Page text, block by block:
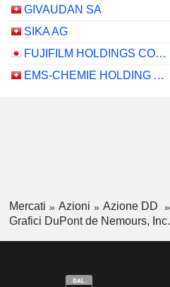
GIVAUDAN SA
SIKA AG
FUJIFILM HOLDINGS CORPORATION
EMS-CHEMIE HOLDING AG
Mercati Azioni
Azione DD
Grafici DuPont de Nemours, Inc.